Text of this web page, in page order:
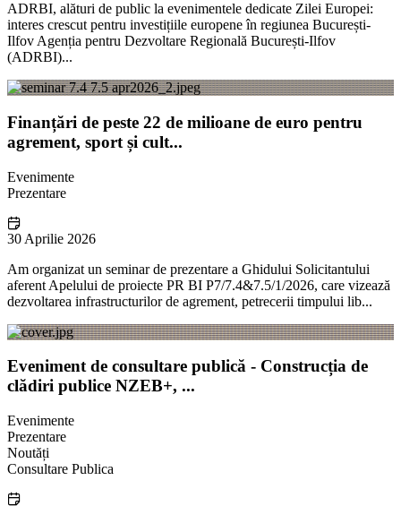
ADRBI, alături de public la evenimentele dedicate Zilei Europei:
interes crescut pentru investițiile europene în regiunea București-
Ilfov Agenția pentru Dezvoltare Regională București-Ilfov
(ADRBI)...
Finanțări de peste 22 de milioane de euro pentru
agrement, sport și cult...
Evenimente
Prezentare
30 Aprilie 2026
Am organizat un seminar de prezentare a Ghidului Solicitantului
aferent Apelului de proiecte PR BI P7/7.4&7.5/1/2026, care vizează
dezvoltarea infrastructurilor de agrement, petrecerii timpului lib...
Eveniment de consultare publică - Construcția de
clădiri publice NZEB+, ...
Evenimente
Prezentare
Noutăți
Consultare Publica